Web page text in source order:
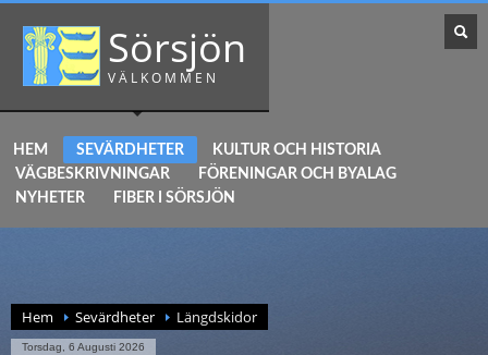
Sörsjön
VÄLKOMMEN
HEM SEVÄRDHETER
KULTUR OCH HISTORIA
VÄGBESKRIVNINGAR
FÖRENINGAR OCH BYALAG
NYHETER
FIBER I SÖRSJÖN
Hem Sevärdheter Längdskidor
Torsdag, 6 Augusti 2026